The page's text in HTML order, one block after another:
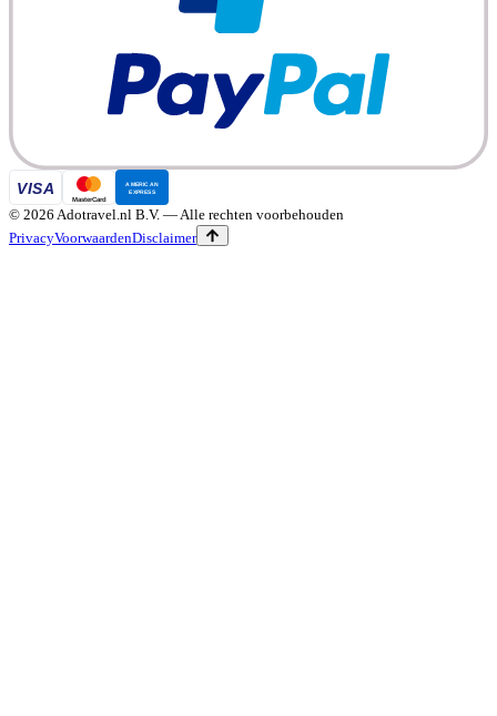
© 2026 Adotravel.nl B.V. — Alle rechten voorbehouden
PrivacyVoorwaardenDisclaimer